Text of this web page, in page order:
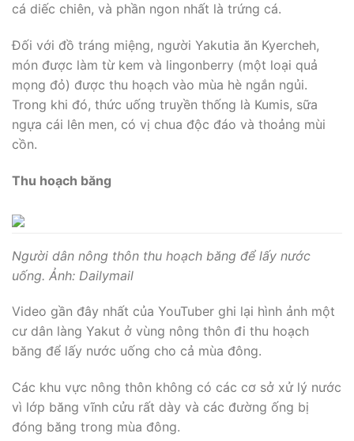
cá diếc chiên, và phần ngon nhất là trứng cá.
Đối với đồ tráng miệng, người Yakutia ăn Kyercheh,
món được làm từ kem và lingonberry (một loại quả
mọng đỏ) được thu hoạch vào mùa hè ngắn ngủi.
Trong khi đó, thức uống truyền thống là Kumis, sữa
ngựa cái lên men, có vị chua độc đáo và thoảng mùi
cồn.
Thu hoạch băng
Người dân nông thôn thu hoạch băng để lấy nước
uống. Ảnh: Dailymail
Video gần đây nhất của YouTuber ghi lại hình ảnh một
cư dân làng Yakut ở vùng nông thôn đi thu hoạch
băng để lấy nước uống cho cả mùa đông.
Các khu vực nông thôn không có các cơ sở xử lý nước
vì lớp băng vĩnh cửu rất dày và các đường ống bị
đóng băng trong mùa đông.